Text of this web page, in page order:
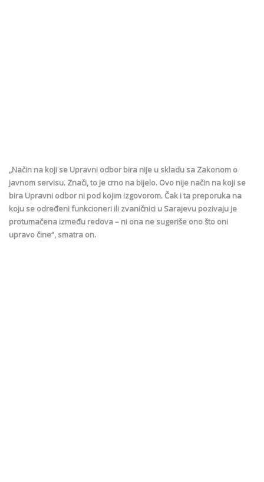
„Način na koji se Upravni odbor bira nije u skladu sa Zakonom o
javnom servisu. Znači, to je crno na bijelo. Ovo nije način na koji se
bira Upravni odbor ni pod kojim izgovorom. Čak i ta preporuka na
koju se određeni funkcioneri ili zvaničnici u Sarajevu pozivaju je
protumačena između redova – ni ona ne sugeriše ono što oni
upravo čine“, smatra on.